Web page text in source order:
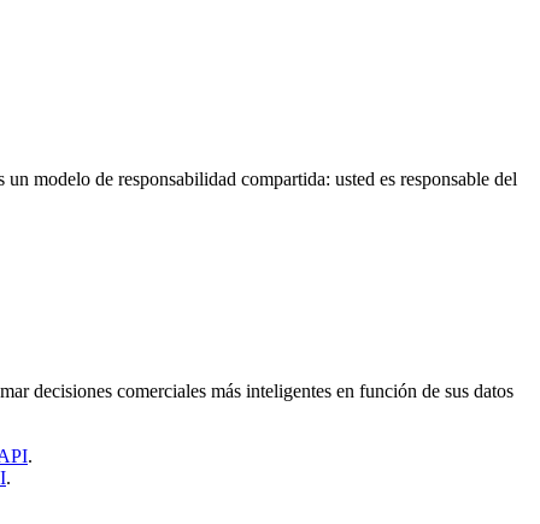
modelo de responsabilidad compartida: usted es responsable del
decisiones comerciales más inteligentes en función de sus datos
.
.